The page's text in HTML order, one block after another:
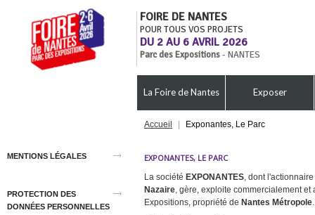
FOIRE DE NANTES
POUR TOUS VOS PROJETS
DU 2 AU 6 AVRIL 2026
Parc des Expositions- NANTES
La Foire de Nantes Exposer
MENTIONS LÉGALES
PROTECTION DES
DONNÉES PERSONNELLES
Accueil Exponantes, Le Parc
EXPONANTES, LE PARC
La société EXPONANTES, dont
Nazaire, gère, exploite commercialement
Expositions, propriété de Nantes Métropole.